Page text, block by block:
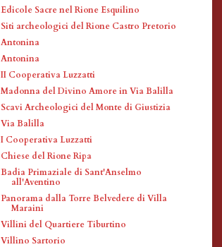
Edicole Sacre nel Rione Esquilino
Siti archeologici del Rione Castro Pretorio
Antonina
Antonina
II Cooperativa Luzzatti
Madonna del Divino Amore in Via Balilla
Scavi Archeologici del Monte di Giustizia
Via Balilla
I Cooperativa Luzzatti
Chiese del Rione Ripa
Badia Primaziale di Sant'Anselmo
all'Aventino
Panorama dalla Torre Belvedere di Villa
Maraini
Villini del Quartiere Tiburtino
Villino Sartorio